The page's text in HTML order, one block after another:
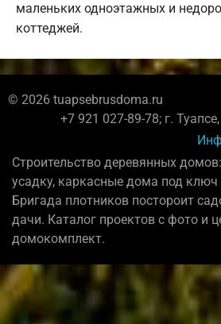
маленьких одноэтажных и
коттеджей.
© 2026 tuapsebrusdoma.ru
+7 921 027-89-78; г.
Строительство деревянных
усадку, каркасные дома под
Бригада плотников постороит
дачи. Каталог проектов с фото и
домокомплект.